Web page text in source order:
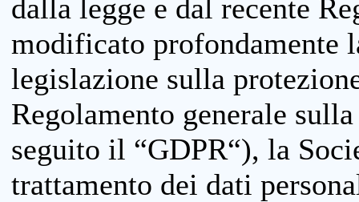
dalla legge e dal recente
modificato profondamente
legislazione sulla
Regolamento generale
seguito il “GDPR“), la
trattamento dei dati